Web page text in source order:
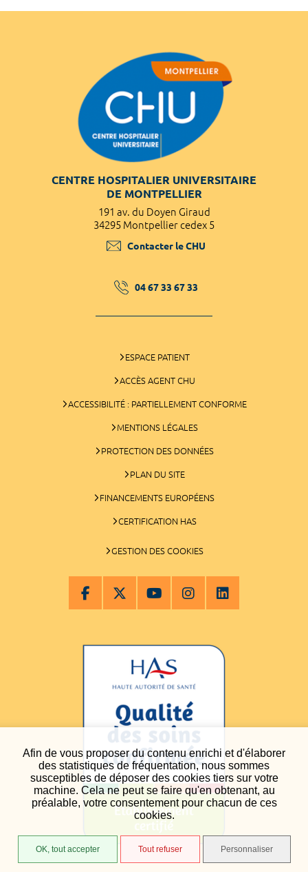
Afin de vous proposer du contenu enrichi et d'élaborer
des statistiques de fréquentation, nous sommes
susceptibles de déposer des cookies tiers sur votre
machine. Cela ne peut se faire qu'en obtenant, au
préalable, votre consentement pour chacun de ces
cookies.
OK, tout accepter Tout refuser Personnaliser
CENTRE HOSPITALIER UNIVERSITAIRE
DE MONTPELLIER
191 av. du Doyen Giraud
34295 Montpellier cedex 5
Contacter le CHU
04 67 33 67 33
ESPACE PATIENT
ACCÈS AGENT CHU
ACCESSIBILITÉ : PARTIELLEMENT CONFORME
MENTIONS LÉGALES
PROTECTION DES DONNÉES
PLAN DU SITE
FINANCEMENTS EUROPÉENS
CERTIFICATION HAS
GESTION DES COOKIES